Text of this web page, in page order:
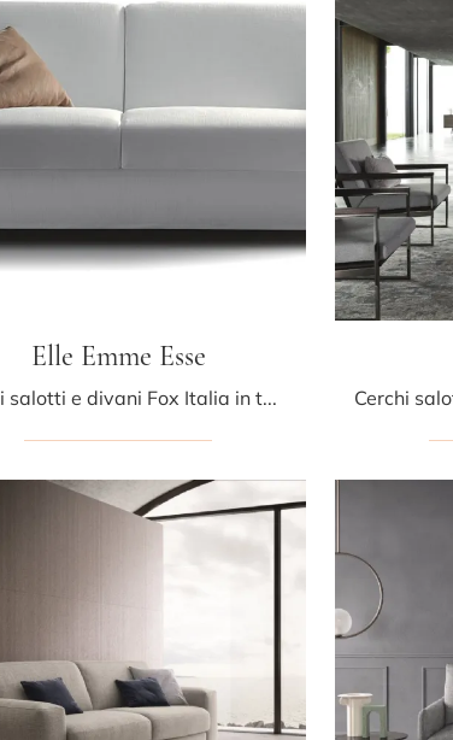
Elle Emme Esse
Cerchi salotti e divani Fox Italia in tessuto? Clicca e ottieni informazioni sul modello Elle Emme Esse per spazi moderni.